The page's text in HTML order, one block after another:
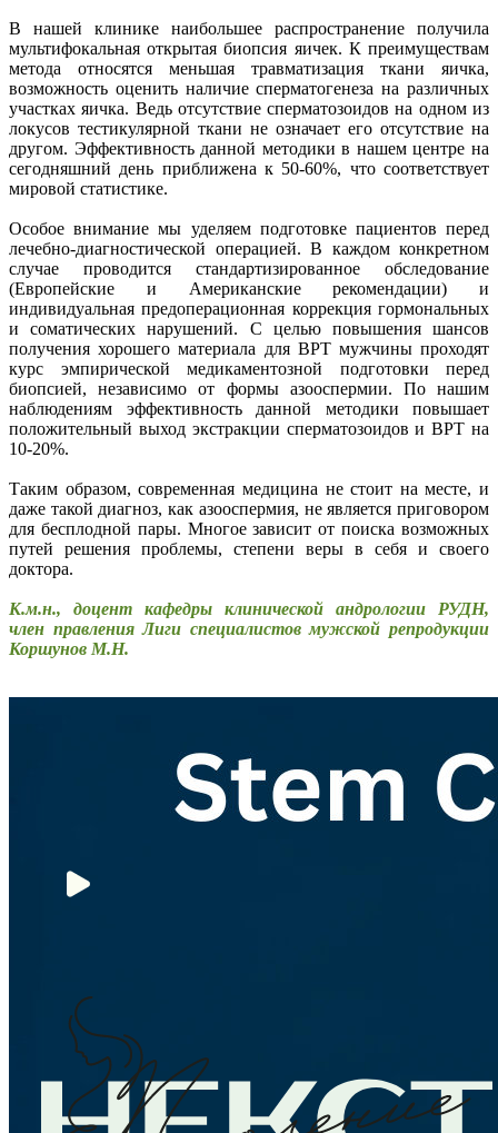
В нашей клинике наибольшее распространение получила
мультифокальная открытая биопсия яичек. К преимуществам
метода относятся меньшая травматизация ткани яичка,
возможность оценить наличие сперматогенеза на различных
участках яичка. Ведь отсутствие сперматозоидов на одном из
локусов тестикулярной ткани не означает его отсутствие на
другом. Эффективность данной методики в нашем центре на
сегодняшний день приближена к 50-60%, что соответствует
мировой статистике.
Особое внимание мы уделяем подготовке пациентов перед
лечебно-диагностической операцией. В каждом конкретном
случае проводится стандартизированное обследование
(Европейские и Американские рекомендации) и
индивидуальная предоперационная коррекция гормональных
и соматических нарушений. С целью повышения шансов
получения хорошего материала для ВРТ мужчины проходят
курс эмпирической медикаментозной подготовки перед
биопсией, независимо от формы азооспермии. По нашим
наблюдениям эффективность данной методики повышает
положительный выход экстракции сперматозоидов и ВРТ на
10-20%.
Таким образом, современная медицина не стоит на месте, и
даже такой диагноз, как азооспермия, не является приговором
для бесплодной пары. Многое зависит от поиска возможных
путей решения проблемы, степени веры в себя и своего
доктора.
К.м.н., доцент кафедры клинической андрологии РУДН,
член правления Лиги специалистов мужской репродукции
Коршунов М.Н.